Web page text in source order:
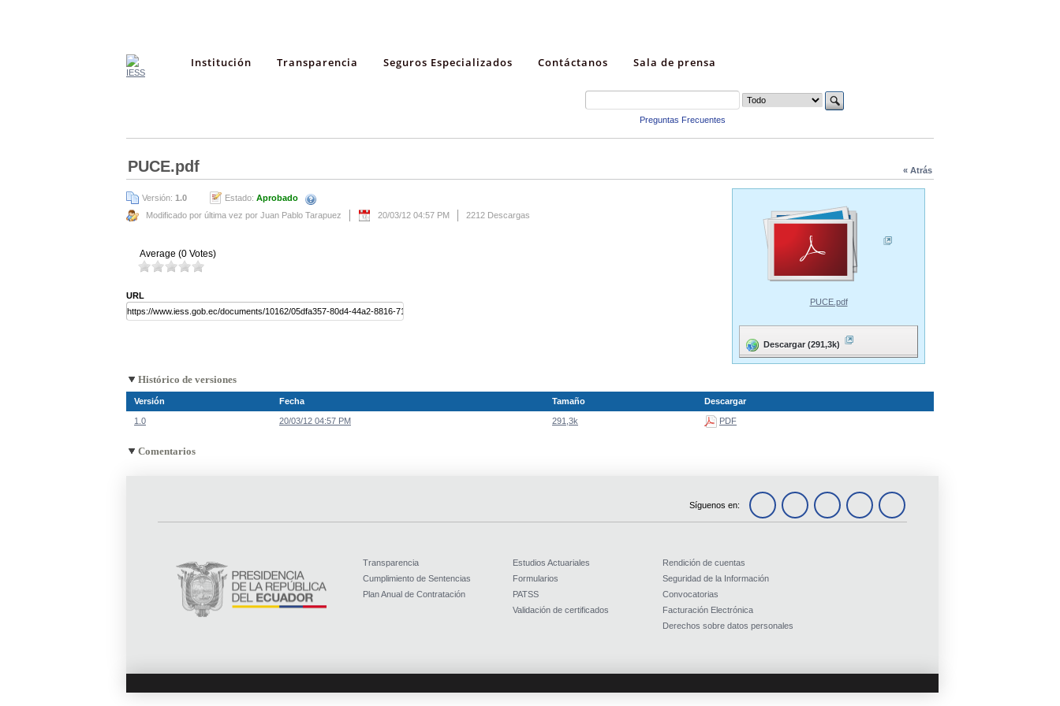
Institución Transparencia Seguros Especializados Contáctanos Sala de prensa
Preguntas Frecuentes
« Atrás
PUCE.pdf
Versión: 1.0 Estado: Aprobado
Modificado por última vez por Juan Pablo Tarapuez
20/03/12 04:57 PM 2212 Descargas
Average (0 Votes)
URL
PUCE.pdf
Descargar (291,3k)
Histórico de versiones
Versión Fecha Tamaño Descargar
1.0 20/03/12 04:57 PM 291,3k PDF
Comentarios
Síguenos en:
Transparencia
Cumplimiento de Sentencias
Plan Anual de Contratación
Estudios Actuariales
Formularios
PATSS
Validación de certificados
Rendición de cuentas
Seguridad de la Información
Convocatorias
Facturación Electrónica
Derechos sobre datos personales